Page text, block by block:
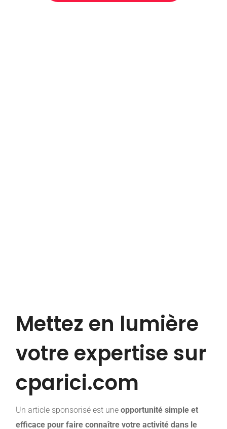
Mettez en lumière
votre expertise sur
cparici.com
Un article sponsorisé est une opportunité simple et
efficace pour faire connaître votre activité dans le